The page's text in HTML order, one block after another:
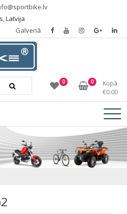
Latvija
Galvenā
0 0
Kopā
€0.00